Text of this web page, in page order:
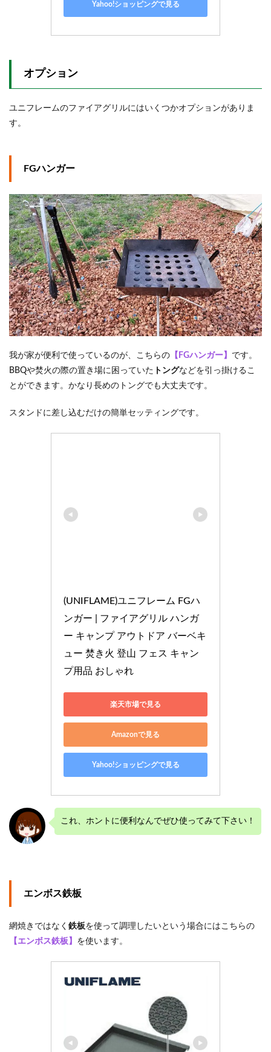
Yahoo!ショッピングで見る
オプション
ユニフレームのファイアグリルにはいくつかオプションがありま
す。
FGハンガー
我が家が便利で使っているのが、こちらの 【FGハンガー】 です。
BBQや焚火の際の置き場に困っていた トングなどを引っ掛けるこ
とができます。かなり長めのトングでも大丈夫です。
スタンドに差し込むだけの簡単セッティングです。
(UNIFLAME)ユニフレーム FGハ
ンガー | ファイアグリル ハンガ
ー キャンプ アウトドア バーベキ
ュー 焚き火 登山 フェス キャン
プ用品 おしゃれ
楽天市場で見る
Amazonで見る
Yahoo!ショッピングで見る
これ、ホントに便利なんでぜひ使ってみて下さい！
エンボス鉄板
網焼きではなく 鉄板を使って調理したいという場合にはこちらの
【エンボス鉄板】 を使います。